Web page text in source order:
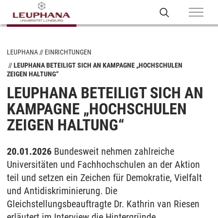
LEUPHANA
EINRICHTUNGEN
LEUPHANA BETEILIGT SICH AN KAMPAGNE „HOCHSCHULEN
ZEIGEN HALTUNG“
LEUPHANA BETEILIGT SICH AN
KAMPAGNE „HOCHSCHULEN
ZEIGEN HALTUNG“
20.01.2026 Bundesweit nehmen zahlreiche
Universitäten und Fachhochschulen an der Aktion
teil und setzen ein Zeichen für Demokratie, Vielfalt
und Antidiskriminierung. Die
Gleichstellungsbeauftragte Dr. Kathrin van Riesen